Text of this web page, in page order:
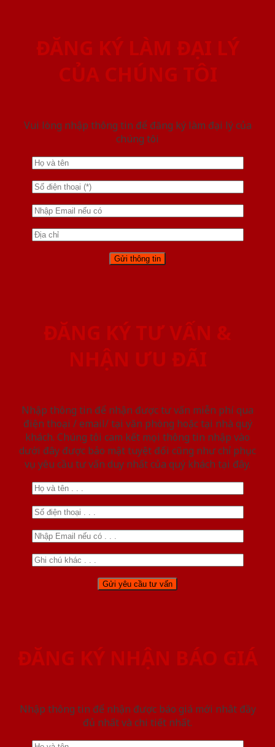
ĐĂNG KÝ LÀM ĐẠI LÝ
CỦA CHÚNG TÔI
Vui lòng nhập thông tin để đăng ký làm đại lý của
chúng tôi
ĐĂNG KÝ TƯ VẤN &
NHẬN ƯU ĐÃI
Nhập thông tin để nhận được tư vấn miễn phí qua
điện thoại / email/ tại văn phòng hoặc tại nhà quý
khách. Chúng tôi cam kết mọi thông tin nhập vào
dưới đây được bảo mật tuyệt đối cũng như chỉ phục
vụ yêu cầu tư vấn duy nhất của quý khách tại đây.
ĐĂNG KÝ NHẬN BÁO GIÁ
Nhập thông tin để nhận được báo giá mới nhât đầy
đủ nhất và chi tiết nhất.